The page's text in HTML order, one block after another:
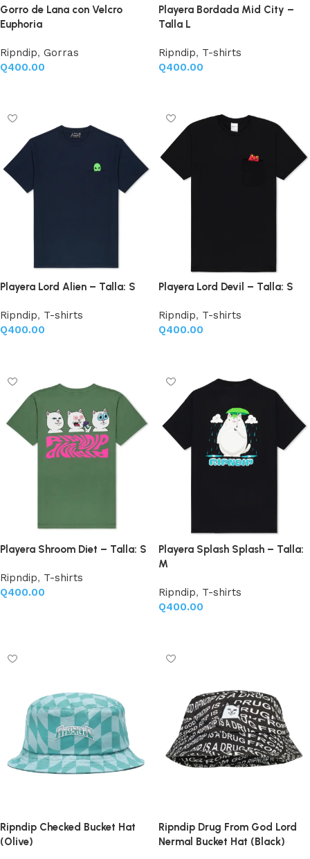
Gorro de Lana con Velcro
Euphoria
Ripndip, Gorras
Q400.00
Playera Bordada Mid City –
Talla L
Ripndip, T-shirts
Q400.00
Playera Lord Alien – Talla: S
Ripndip, T-shirts
Q400.00
Playera Lord Devil – Talla: S
Ripndip, T-shirts
Q400.00
Playera Shroom Diet – Talla: S
Ripndip, T-shirts
Q400.00
Playera Splash Splash – Talla:
M
Ripndip, T-shirts
Q400.00
Ripndip Checked Bucket Hat
(Olive)
Ripndip Drug From God Lord
Nermal Bucket Hat (Black)